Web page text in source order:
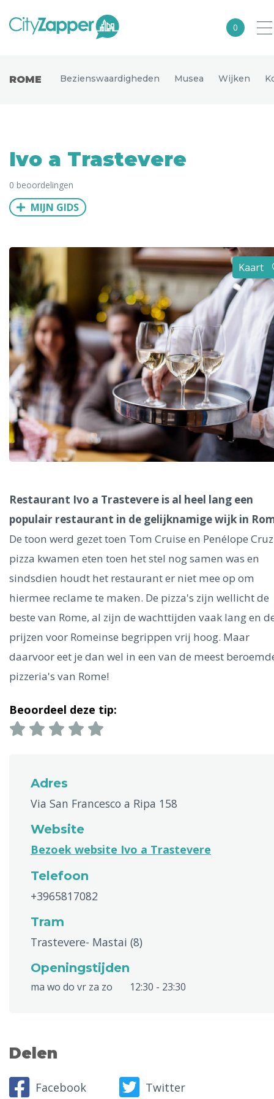
0
Europa
Noord-Amerika
Azië
Uitgelichte bestemmingen
Alle steden
Phoenix
Dresden
Ålesund
Mechelen Venetië
Dublin
Hong Kong München Wenen Budapest
Madrid
Vancouver
Alles bekijken
ROME Bezienswaardigheden Musea Wijken
Ivo a Trastevere
0 beoordelingen
MIJN GIDS
Kaart
Restaurant Ivo a Trastevere is al heel lang een
populair restaurant in de gelijknamige wijk in
De toon werd gezet toen Tom Cruise en Penélope
pizza kwamen eten toen het stel nog samen was en
sindsdien houdt het restaurant er niet mee op om
hiermee reclame te maken. De pizza's zijn wellicht de
beste van Rome, al zijn de wachttijden vaak lang en
prijzen voor Romeinse begrippen vrij hoog. Maar
daarvoor eet je dan wel in een van de meest
pizzeria's van Rome!
Beoordeel deze tip:
Adres
Via San Francesco a Ripa 158
Website
Bezoek website Ivo a Trastevere
Telefoon
+3965817082
Tram
Trastevere- Mastai (8)
Openingstijden
ma wo do vr za zo 12:30 - 23:30
Delen
Facebook Twitter